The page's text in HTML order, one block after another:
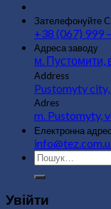
Зателефонуйте
+38 (067) 999
Адреса заводу
м. Пустомити,
Address
Pustomyty
Adres
m. Pustomyty,
Електронна
Шукати:
Увійти